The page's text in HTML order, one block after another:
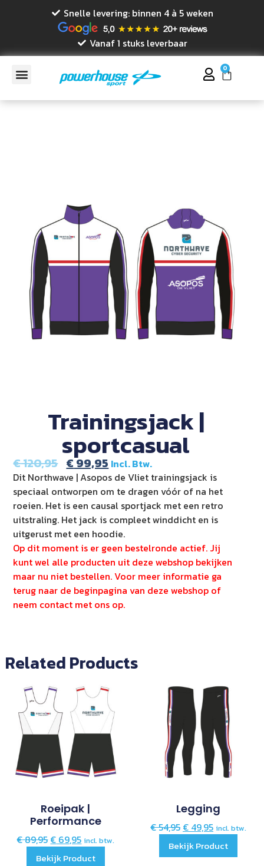
Snelle levering: binnen 4 à 5 weken
Vanaf 1 stuks leverbaar
0
Trainingsjack |
sportcasual
€120,95 €99,95 Incl. Btw.
Dit Northwave | Asopos de Vliet trainingsjack is
speciaal ontworpen om te dragen vóór of na het
roeien. Het is een causal sportjack met een retro
uitstraling. Het jack is compleet winddicht en is
uitgerust met een hoodie.
Op dit moment is er geen bestelronde actief. Jij
kunt wel alle producten uit deze webshop bekijken
maar nu niet bestellen. Voor meer informatie ga
terug naar de beginpagina van deze webshop of
neem contact met ons op.
Related Products
Roeipak |
Performance
€89,95€ 69,95 incl. btw.
Bekijk Product
Legging
€54,95 € 49,95 incl. btw.
Bekijk Product